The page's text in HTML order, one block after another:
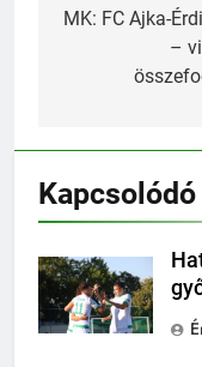
navigáció
MK: FC Ajka-
–